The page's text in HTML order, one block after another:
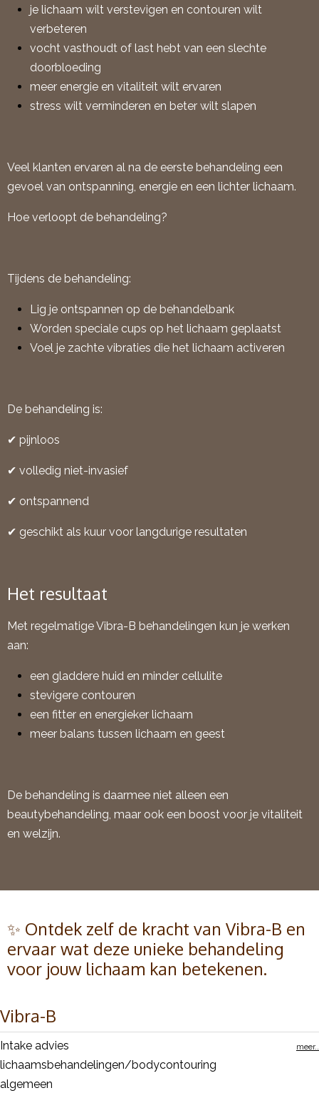
je lichaam wilt verstevigen en contouren wilt
verbeteren
vocht vasthoudt of last hebt van een slechte
doorbloeding
meer energie en vitaliteit wilt ervaren
stress wilt verminderen en beter wilt slapen
Veel klanten ervaren al na de eerste behandeling een
gevoel van ontspanning, energie en een lichter lichaam.
Hoe verloopt de behandeling?
Tijdens de behandeling:
Lig je ontspannen op de behandelbank
Worden speciale cups op het lichaam geplaatst
Voel je zachte vibraties die het lichaam activeren
De behandeling is:
✔ pijnloos
✔ volledig niet-invasief
✔ ontspannend
✔ geschikt als kuur voor langdurige resultaten
Het resultaat
Met regelmatige Vibra-B behandelingen kun je werken
aan:
een gladdere huid en minder cellulite
stevigere contouren
een fitter en energieker lichaam
meer balans tussen lichaam en geest
De behandeling is daarmee niet alleen een
beautybehandeling, maar ook een boost voor je vitaliteit
en welzijn.
✨ Ontdek zelf de kracht van Vibra-B en
ervaar wat deze unieke behandeling
voor jouw lichaam kan betekenen.
Vibra-B
Intake advies
lichaamsbehandelingen/bodycontouring
algemeen
meer..